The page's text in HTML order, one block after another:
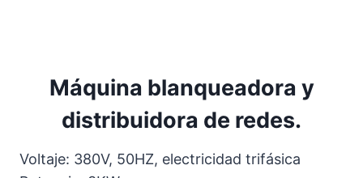
Máquina blanqueadora y
distribuidora de redes.
Voltaje: 380V, 50HZ, electricidad trifásica